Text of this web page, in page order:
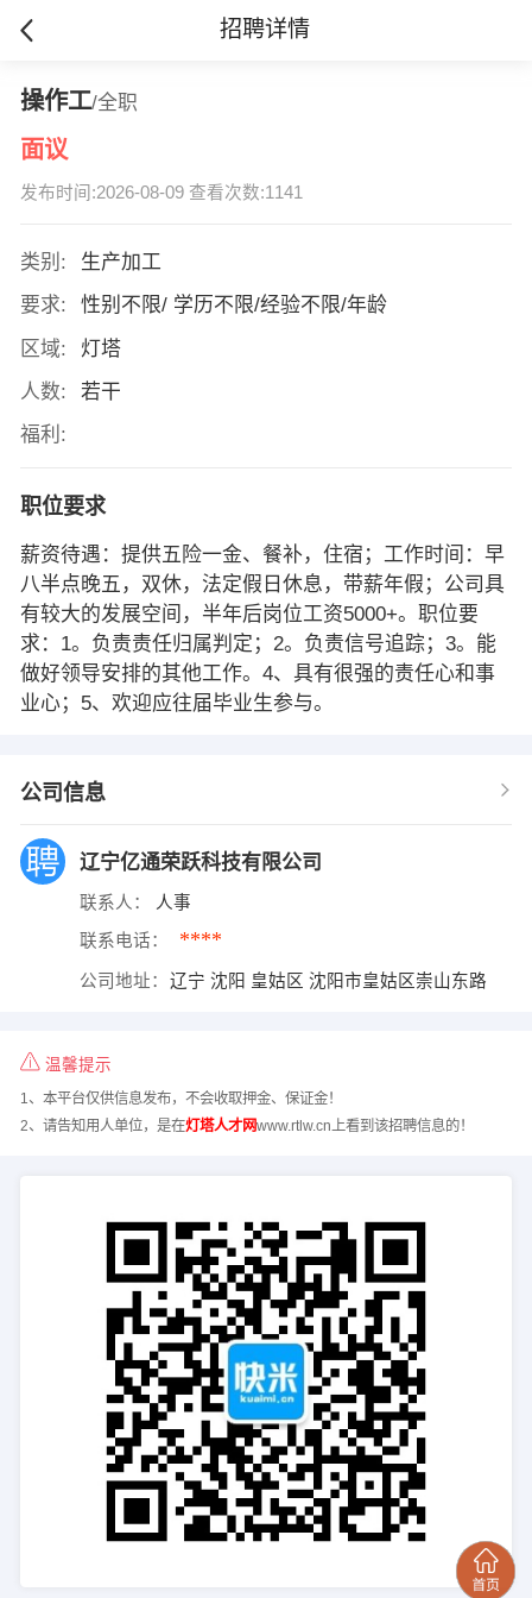
招聘详情
操作工/全职
面议
发布时间:2026-08-09 查看次数:1141
类别:
生产加工
要求:
性别不限/ 学历不限/经验不限/年龄
区域:
灯塔
人数:
若干
福利:
职位要求
薪资待遇：提供五险一金、餐补，住宿；工作时间：早
八半点晚五，双休，法定假日休息，带薪年假；公司具
有较大的发展空间，半年后岗位工资5000+。职位要
求：1。负责责任归属判定；2。负责信号追踪；3。能
做好领导安排的其他工作。4、具有很强的责任心和事
业心；5、欢迎应往届毕业生参与。
公司信息
辽宁亿通荣跃科技有限公司
联系人： 人事
联系电话： ****
公司地址： 辽宁 沈阳 皇姑区 沈阳市皇姑区崇山东路
温馨提示
1、本平台仅供信息发布，不会收取押金、保证金！
2、请告知用人单位，是在灯塔人才网www.rtlw.cn上看到该招聘信息的！